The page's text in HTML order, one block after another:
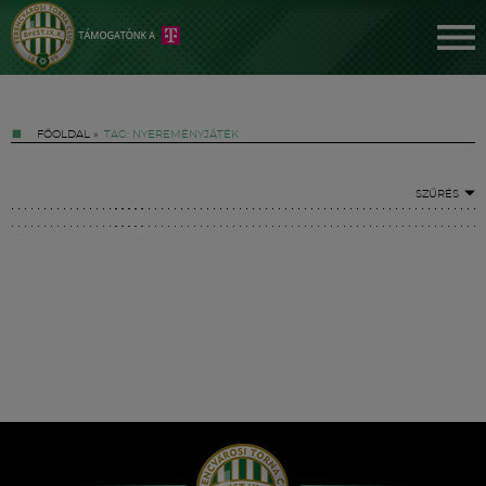
FŐOLDAL » TAG: NYEREMÉNYJÁTÉK
SZŰRÉS
Hírek